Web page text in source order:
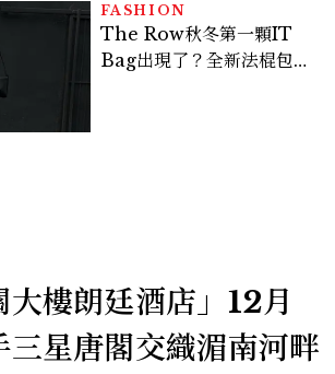
FASHION
The Row秋冬第一顆IT
Bag出現了？全新法棍包
大樓朗廷酒店」12月
三星唐閣交織湄南河畔